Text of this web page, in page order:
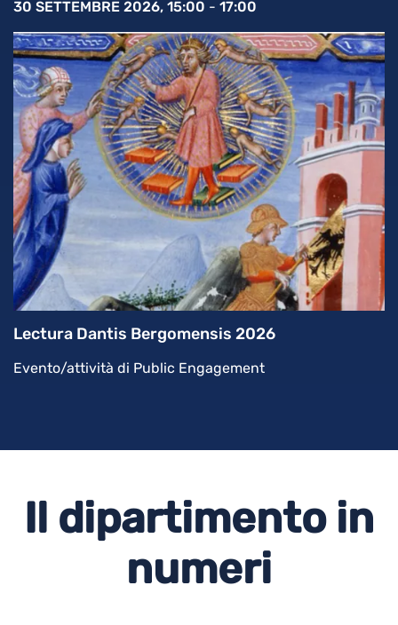
30 SETTEMBRE 2026, 15:00 - 17:00
Lectura Dantis Bergomensis 2026
Evento/attività di Public Engagement
Il dipartimento in
numeri